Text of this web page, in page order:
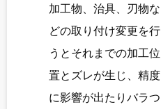
加工物、治具、刃物な
どの取り付け変更を行
うとそれまでの加工位
置とズレが生じ、精度
に影響が出たりバラつ